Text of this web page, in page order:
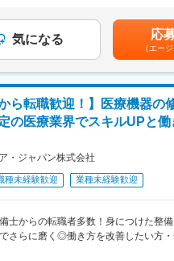
検査機器の新規据付
ーザー（臨床検査技師）に対する機器
点検は契約締結や請求業務はあります
りません。
時の一次対応はコールセンターが対応
機関や検査センターで使用される臨床
質や生産性向上に貢献することができ
らの声で製品改良に繋がった事例が
ご経験に応じ、決定します。賃金はあ
、選考を通じて上下する可能性があり
含めた表記です。
気になる 応
（エー
から転職歓迎！】医療機器の
の医療業界でスキルUPと働
・ジャパン株式会社
種未経験歓迎 業種未経験歓迎
備士からの転職者多数！身につけた整
さらに磨く◎働き方を改善したい方